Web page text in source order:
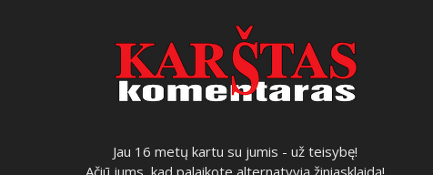
Jau 16 metų kartu su jumis - už teisybę!
Ačiū jums, kad palaikote alternatyvią žiniasklaidą!